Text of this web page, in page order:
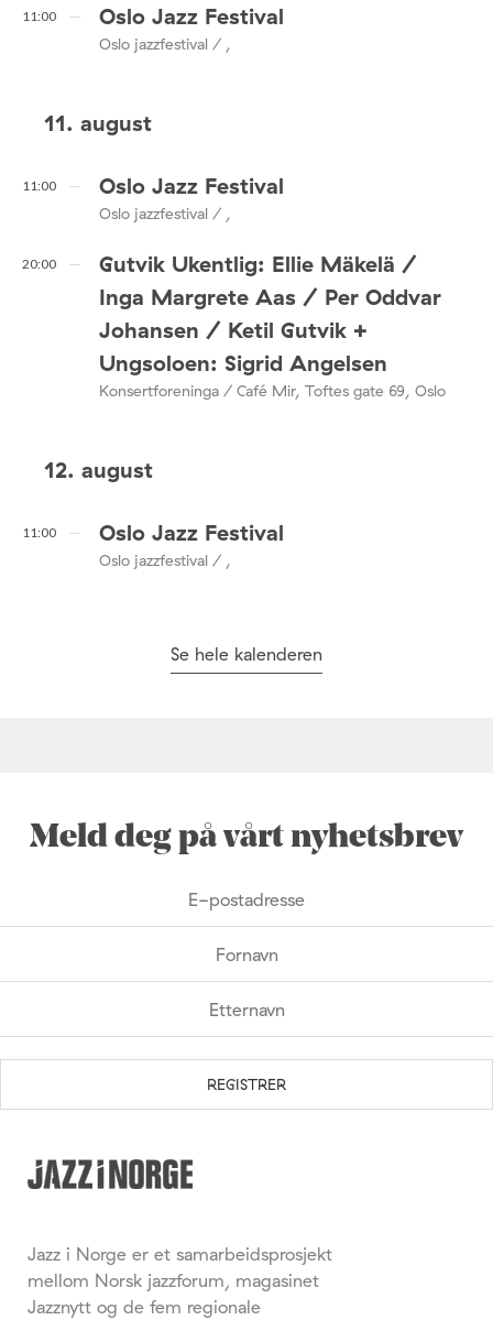
11:00 Oslo Jazz Festival
Oslo jazzfestival / ,
11. august
11:00 Oslo Jazz Festival
Oslo jazzfestival / ,
20:00
Gutvik Ukentlig: Ellie Mäkelä /
Inga Margrete Aas / Per Oddvar
Johansen / Ketil Gutvik +
Ungsoloen: Sigrid Angelsen
Konsertforeninga / Café Mir, Toftes gate 69, Oslo
12. august
11:00 Oslo Jazz Festival
Oslo jazzfestival / ,
Se hele kalenderen
Meld deg på vårt nyhetsbrev
Jazz i Norge er et samarbeidsprosjekt
mellom Norsk jazzforum, magasinet
Jazznytt og de fem regionale